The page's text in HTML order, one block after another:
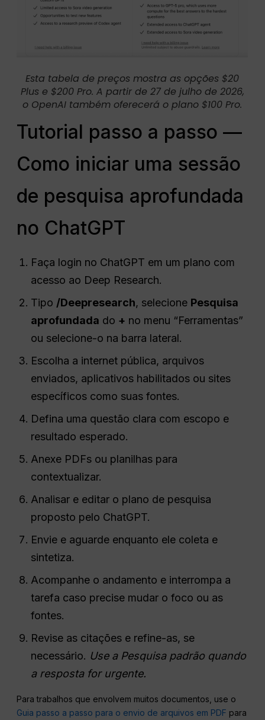
Esta tabela de preços mostra as opções $20
Plus e $200 Pro. A partir de 27 de julho de 2026,
o OpenAI também oferecerá o plano $100 Pro.
Tutorial passo a passo —
Como iniciar uma sessão
de pesquisa aprofundada
no ChatGPT
Faça login no ChatGPT em um plano com
acesso ao Deep Research.
Tipo /Deepresearch, selecione Pesquisa
aprofundada do + no menu “Ferramentas”
ou selecione-o na barra lateral.
Escolha a internet pública, arquivos
enviados, aplicativos habilitados ou sites
específicos como suas fontes.
Defina uma questão clara com escopo e
resultado esperado.
Anexe PDFs ou planilhas para
contextualizar.
Analisar e editar o plano de pesquisa
proposto pelo ChatGPT.
Envie e aguarde enquanto ele coleta e
sintetiza.
Acompanhe o andamento e interrompa a
tarefa caso precise mudar o foco ou as
fontes.
Revise as citações e refine-as, se
necessário. Use a Pesquisa padrão quando
a resposta for urgente.
Para trabalhos que envolvem muitos documentos, use o
Guia passo a passo para o envio de arquivos em PDF para